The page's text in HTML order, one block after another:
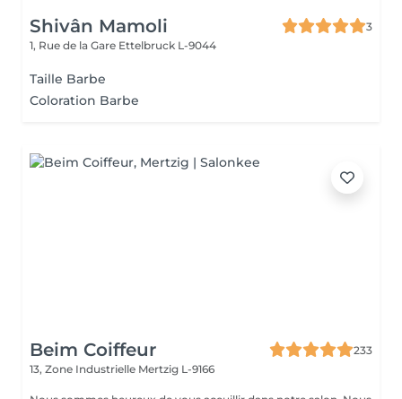
Shivân Mamoli
3
1, Rue de la Gare Ettelbruck L-9044
Taille Barbe
Coloration Barbe
Beim Coiffeur
233
13, Zone Industrielle Mertzig L-9166